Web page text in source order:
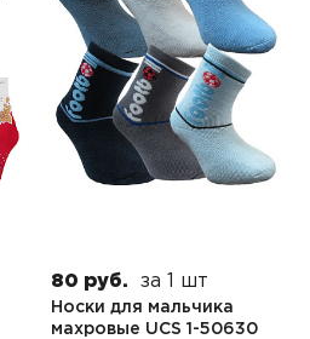
80 руб. за 1 шт
Носки для мальчика
махровые UCS 1-50630